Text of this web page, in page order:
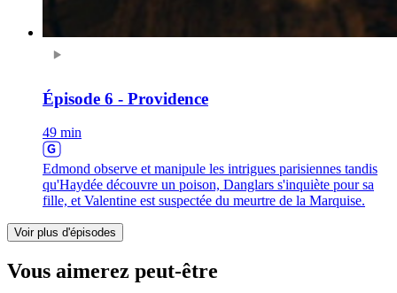
Épisode 6 - Providence
49 min
Edmond observe et manipule les intrigues parisiennes tandis
qu'Haydée découvre un poison, Danglars s'inquiète pour sa
fille, et Valentine est suspectée du meurtre de la Marquise.
Voir plus d'épisodes
Vous aimerez peut-être